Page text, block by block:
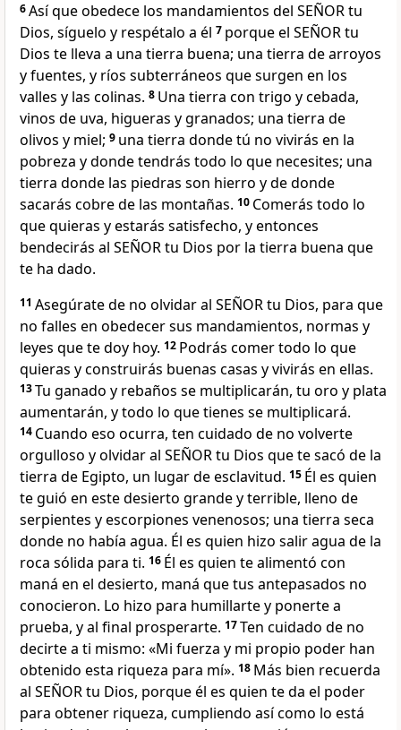
6Así que obedece los mandamientos del SEÑOR tu
Dios, síguelo y respétalo a él 7 porque el SEÑOR tu
Dios te lleva a una tierra buena; una tierra de arroyos
y fuentes, y ríos subterráneos que surgen en los
valles y las colinas. 8 Una tierra con trigo y cebada,
vinos de uva, higueras y granados; una tierra de
olivos y miel; 9 una tierra donde tú no vivirás en la
pobreza y donde tendrás todo lo que necesites; una
tierra donde las piedras son hierro y de donde
sacarás cobre de las montañas. 10 Comerás todo lo
que quieras y estarás satisfecho, y entonces
bendecirás al SEÑOR tu Dios por la tierra buena que
te ha dado.
11 Asegúrate de no olvidar al SEÑOR tu Dios, para que
no falles en obedecer sus mandamientos, normas y
leyes que te doy hoy. 12 Podrás comer todo lo que
quieras y construirás buenas casas y vivirás en ellas.
13Tu ganado y rebaños se multiplicarán, tu oro y plata
aumentarán, y todo lo que tienes se multiplicará.
14 Cuando eso ocurra, ten cuidado de no volverte
orgulloso y olvidar al SEÑOR tu Dios que te sacó de la
tierra de Egipto, un lugar de esclavitud. 15 Él es quien
te guió en este desierto grande y terrible, lleno de
serpientes y escorpiones venenosos; una tierra seca
donde no había agua. Él es quien hizo salir agua de la
roca sólida para ti. 16 Él es quien te alimentó con
maná en el desierto, maná que tus antepasados no
conocieron. Lo hizo para humillarte y ponerte a
prueba, y al final prosperarte. 17Ten cuidado de no
decirte a ti mismo: «Mi fuerza y mi propio poder han
obtenido esta riqueza para mí». 18 Más bien recuerda
al SEÑOR tu Dios, porque él es quien te da el poder
para obtener riqueza, cumpliendo así como lo está